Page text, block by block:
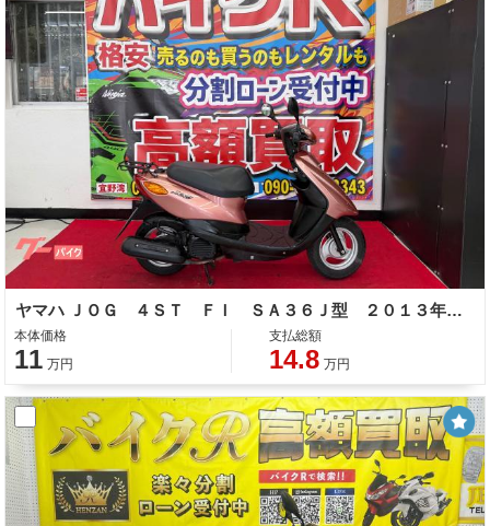
ヤマハ ＪＯＧ ４ＳＴ ＦＩ ＳＡ３６Ｊ型 ２０１３年モデル ノーマル車
本体価格
11 万円
支払総額
14.8 万円